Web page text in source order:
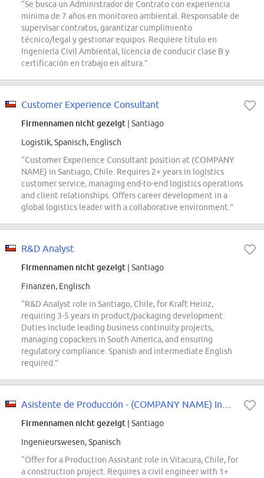
“Se busca un Administrador de Contrato con experiencia
mínima de 7 años en monitoreo ambiental. Responsable de
supervisar contratos, garantizar cumplimiento
técnico/legal y gestionar equipos. Requiere título en
Ingeniería Civil Ambiental, licencia de conducir clase B y
certificación en trabajo en altura.”
Customer Experience Consultant
Firmennamen nicht gezeigt | Santiago
Logistik, Spanisch, Englisch
“Customer Experience Consultant position at (COMPANY
NAME) in Santiago, Chile. Requires 2+ years in logistics
customer service, managing end-to-end logistics operations
and client relationships. Offers career development in a
global logistics leader with a collaborative environment.”
R&D Analyst
Firmennamen nicht gezeigt | Santiago
Finanzen, Englisch
“R&D Analyst role in Santiago, Chile, for Kraft Heinz,
requiring 3-5 years in product/packaging development.
Duties include leading business continuity projects,
managing copackers in South America, and ensuring
regulatory compliance. Spanish and intermediate English
required.”
Firmennamen nicht gezeigt | Santiago
Ingenieurswesen, Spanisch
“Offer for a Production Assistant role in Vitacura, Chile, for
a construction project. Requires a civil engineer with 1+